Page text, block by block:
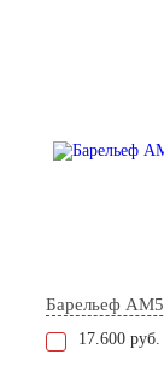
Барельеф
17.600 руб.